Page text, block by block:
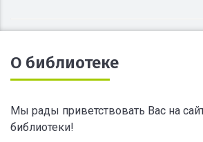
О библиотеке
Мы рады приветствовать Вас на
библиотеки!